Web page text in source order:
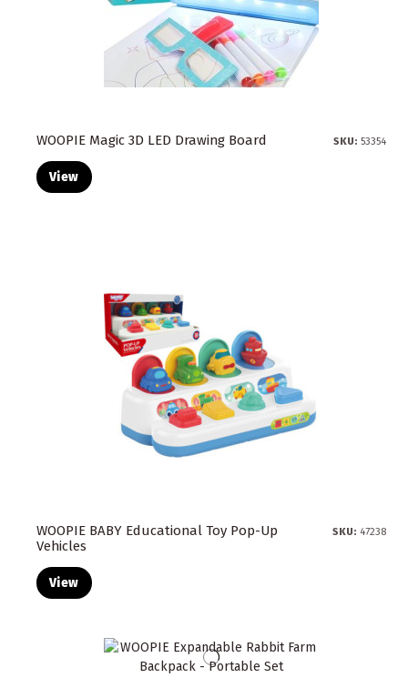
WOOPIE Magic 3D LED Drawing Board SKU: 53354
View
WOOPIE BABY Educational Toy Pop-Up
Vehicles
SKU: 47238
View